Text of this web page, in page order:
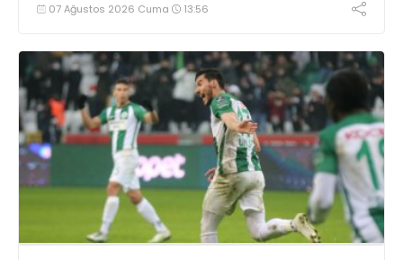
07 Ağustos 2026 Cuma 13:56